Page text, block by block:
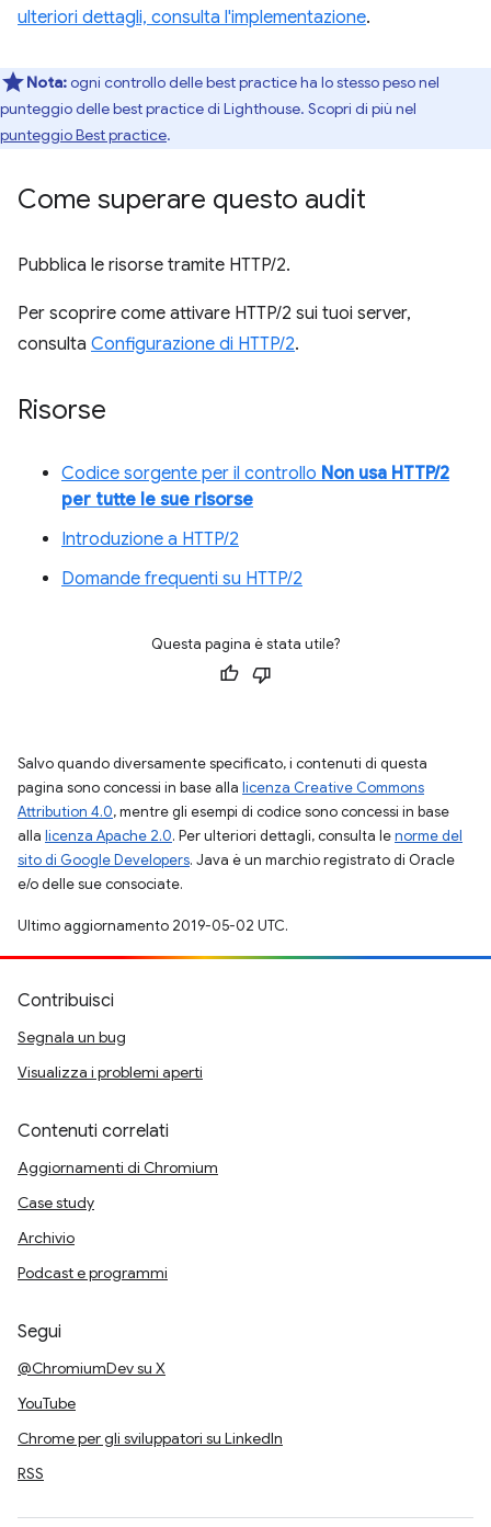
ulteriori dettagli, consulta l'implementazione.
Nota:ogni controllo delle best practice ha lo stesso peso nel
punteggio delle best practice di Lighthouse. Scopri di più nel
punteggio Best practice.
Come superare questo audit
Pubblica le risorse tramite HTTP/2.
Per scoprire come attivare HTTP/2 sui tuoi server,
consulta Configurazione di HTTP/2.
Risorse
Codice sorgente per il controllo Non usa HTTP/2
per tutte le sue risorse
Introduzione a HTTP/2
Domande frequenti su HTTP/2
Questa pagina è stata utile?
Salvo quando diversamente specificato, i contenuti di questa
pagina sono concessi in base alla licenza Creative Commons
Attribution 4.0, mentre gli esempi di codice sono concessi in base
alla licenza Apache 2.0. Per ulteriori dettagli, consulta lenorme del
sito di Google Developers. Java è un marchio registrato di Oracle
e/o delle sue consociate.
Ultimo aggiornamento 2019-05-02 UTC.
Contribuisci
Segnala un bug
Visualizza i problemi aperti
Contenuti correlati
Aggiornamenti di Chromium
Case study
Archivio
Podcast e programmi
Segui
@ChromiumDev su X
YouTube
Chrome per gli sviluppatori su LinkedIn
RSS